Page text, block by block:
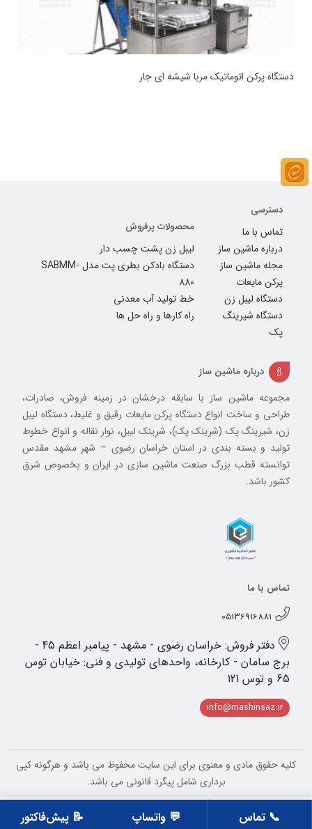
دستگاه پرکن اتوماتیک مربا شیشه ای جار
دسترسی
تماس با ما
درباره ماشین ساز
مجله ماشین ساز
پرکن مایعات
دستگاه لیبل زن
دستگاه شیرینگ
پک
محصولات پرفروش
لیبل زن پشت چسب دار
دستگاه بادکن بطری پت مدل SABMM-
880
خط تولید آب معدنی
راه کارها و راه حل ها
درباره ماشین ساز
مجموعه ماشین ساز با سابقه درخشان در زمینه فروش، صادرات،
طراحی و ساخت انواع دستگاه پرکن مایعات رقیق و غلیط، دستگاه لیبل
زن، شیرینگ پک (شرینک پک)، شرینک لیبل، نوار نقاله و انواع خطوط
تولید و بسته بندی در استان خراسان رضوی – شهر مشهد مقدس
توانسته قطب بزرگ صنعت ماشین سازی در ایران و بخصوص شرق
کشور باشد.
تماس با ما
05136916881
دفتر فروش: خراسان رضوی - مشهد - پیامبر اعظم 45 -
برج سامان - کارخانه، واحدهای تولیدی و فنی: خیابان توس
65 و توس 121
info@mashinsaz.ir
کلیه حقوق مادی و معنوی برای این سایت محفوظ می باشد و هرگونه کپی
برداری شامل پیگرد قانونی می باشد.
📞 تماس 💬 واتساپ 📝 پیش‌فاکتور